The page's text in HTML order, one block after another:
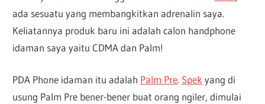
ada sesuatu yang membangkitkan adrenalin saya.
Keliatannya produk baru ini adalah calon handphone
idaman saya yaitu CDMA dan Palm!
PDA Phone idaman itu adalah Palm Pre. Spek yang di
usung Palm Pre bener-bener buat orang ngiler, dimulai